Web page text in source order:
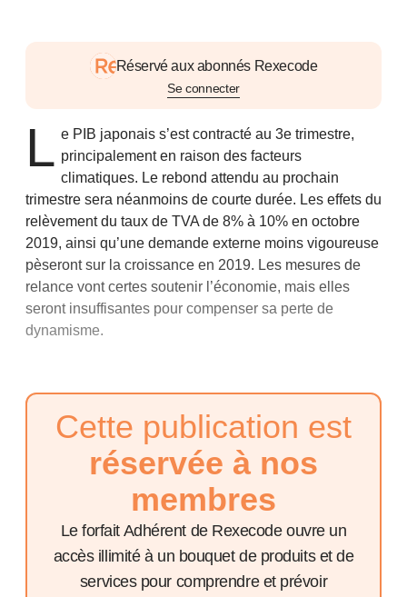
Réservé aux abonnés Rexecode
Se connecter
L e PIB japonais s’est contracté au 3e trimestre,
principalement en raison des facteurs
climatiques. Le rebond attendu au prochain
trimestre sera néanmoins de courte durée. Les effets du
relèvement du taux de TVA de 8% à 10% en octobre
2019, ainsi qu’une demande externe moins vigoureuse
pèseront sur la croissance en 2019. Les mesures de
relance vont certes soutenir l’économie, mais elles
seront insuffisantes pour compenser sa perte de
dynamisme.
Cette publication est
réservée à nos
membres
Le forfait Adhérent de Rexecode ouvre un
accès illimité à un bouquet de produits et de
services pour comprendre et prévoir